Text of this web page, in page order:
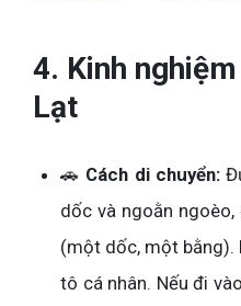
4. Kinh
Lạt
🚗 Cách di chuyển:
dốc và ngoằn
(một dốc, một bằng).
tô cá nhân. Nếu đi